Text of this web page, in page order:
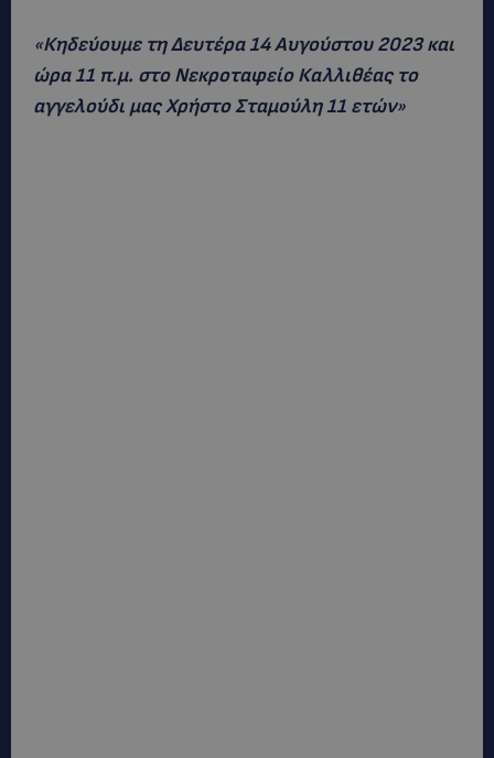
«Κηδεύουμε τη Δευτέρα 14 Αυγούστου 2023 και
ώρα 11 π.μ. στο Νεκροταφείο Καλλιθέας το
αγγελούδι μας Χρήστο Σταμούλη 11 ετών»